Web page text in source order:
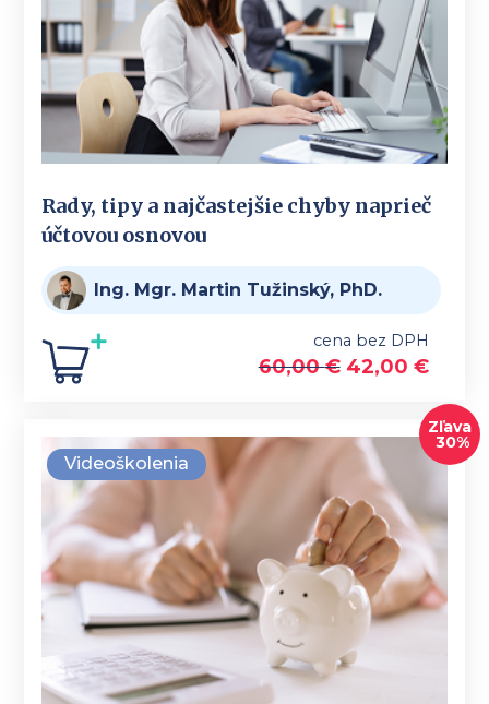
Rady, tipy a najčastejšie chyby naprieč
účtovou osnovou
Ing. Mgr. Martin Tužinský, PhD.
cena bez DPH
60,00€ 42,00 €
Videoškolenia
Zľava
30%